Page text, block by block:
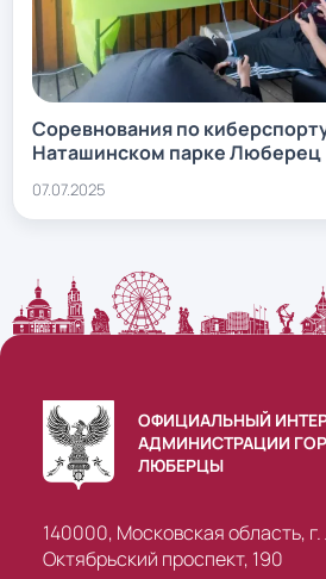
Соревнования по
Наташинском парке Люберец
07.07.2025
ОФИЦИАЛЬНЫЙ
АДМИНИСТРАЦИИ
ЛЮБЕРЦЫ
140000, Московская область,
Октябрьский проспект, 190